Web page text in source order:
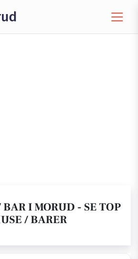
I MORUD - SE TOP
/ BARER